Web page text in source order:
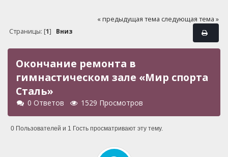
« предыдущая тема следующая тема »
Страницы: [1] Вниз
Окончание ремонта в
гимнастическом зале «Мир спорта
Сталь»
0 Ответов 1529 Просмотров
0 Пользователей и 1 Гость просматривают эту тему.